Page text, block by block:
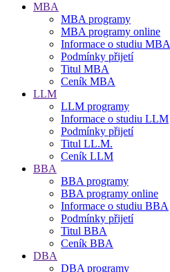
MBA
MBA programy
MBA programy online
Informace o studiu MBA
Podmínky přijetí
Titul MBA
Ceník MBA
LLM
LLM programy
Informace o studiu LLM
Podmínky přijetí
Titul LL.M.
Ceník LLM
BBA
BBA programy
BBA programy online
Informace o studiu BBA
Podmínky přijetí
Titul BBA
Ceník BBA
DBA
DBA programy